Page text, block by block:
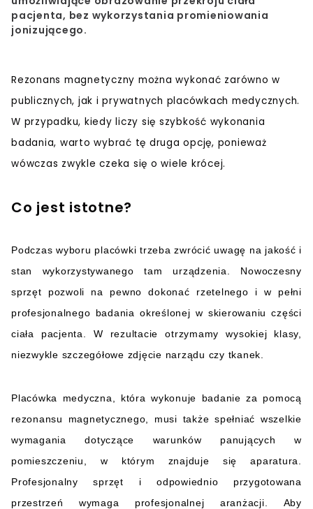
pacjenta, bez wykorzystania promieniowania
jonizującego.
Rezonans magnetyczny można wykonać zarówno w
publicznych, jak i prywatnych placówkach medycznych.
W przypadku, kiedy liczy się szybkość wykonania
badania, warto wybrać tę druga opcję, ponieważ
wówczas zwykle czeka się o wiele krócej.
Co jest istotne?
Podczas wyboru placówki trzeba zwrócić uwagę na jakość i
stan wykorzystywanego tam urządzenia. Nowoczesny
sprzęt pozwoli na pewno dokonać rzetelnego i w pełni
profesjonalnego badania określonej w skierowaniu części
ciała pacjenta. W rezultacie otrzymamy wysokiej klasy,
niezwykle szczegółowe zdjęcie narządu czy tkanek.
Placówka medyczna, która wykonuje badanie za pomocą
rezonansu magnetycznego, musi także spełniać wszelkie
wymagania dotyczące warunków panujących w
pomieszczeniu, w którym znajduje się aparatura.
Profesjonalny sprzęt i odpowiednio przygotowana
przestrzeń wymaga profesjonalnej aranżacji. Aby